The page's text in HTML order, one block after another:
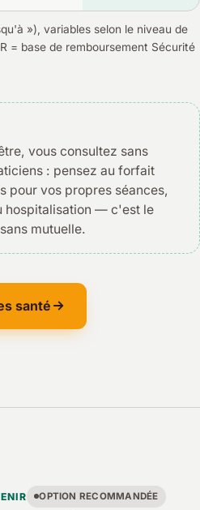
»), variables selon le niveau de
= base de remboursement Sécurité
vous consultez sans
: pensez au forfait
pour vos propres séances,
hospitalisation — c'est le
mutuelle.
santé
OPTION RECOMMANDÉE